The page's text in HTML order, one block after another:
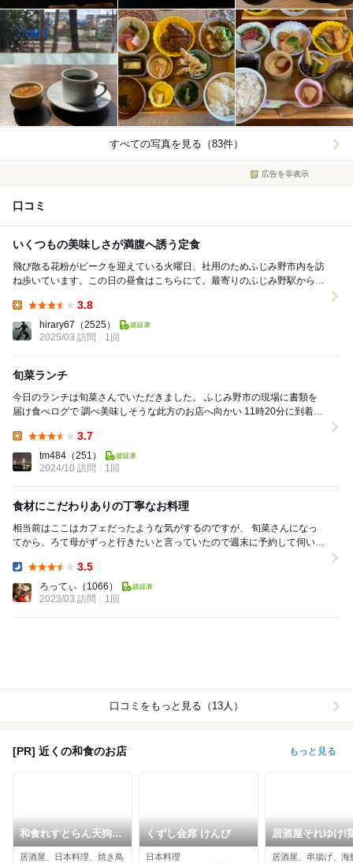
すべての写真を見る（83件）
広告を非表示
口コミ
いくつもの美味しさが満腹へ誘う定食
飛び散る花粉がピークを迎えている火曜日、社用のためふじみ野市内を訪
ね歩いています。この日の昼食はこちらにて。最寄りのふじみ野駅からは
3.8
hirary67 （2525）
2025/03 訪問
1回
旬菜ランチ
今日のランチは旬菜さんでいただきました。 ふじみ野市の現場に書類を
届け食べログで 調べ美味しそうな此方のお店へ向かい 11時20分に到着し
3.7
tm484 （251）
2024/10 訪問
1回
食材にこだわりありの丁寧なお料理
相当前はここはカフェだったような気がするのですが、 旬菜さんになっ
てから、ろて母がずっと行きたいと言っていたので週末に予約して伺いま
3.5
ろってぃ （1066）
2023/03 訪問
1回
口コミをもっと見る（13人）
[PR] 近くの和食のお店 もっと見る
和食れすとらん天狗
上福岡駅前店
居酒屋、日本料理、焼き鳥
くずし会席 けんび
日本料理
居酒屋それゆけ!
ロー! 志木店
居酒屋、串揚げ、海